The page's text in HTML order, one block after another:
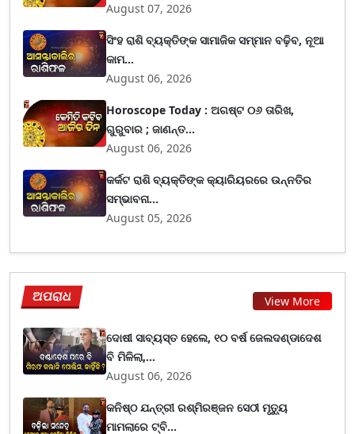
August 07, 2026
ସିଂହ ରାଶି ବ୍ୟକ୍ତିଙ୍କ ସାମାଜିକ ସମ୍ମାନ ବଢ଼ିବ, ନୂଆ
କାମ...
August 06, 2026
Horoscope Today : ଅଗଷ୍ଟ ୦୬ ତାରିଖ,
ଗୁରୁବାର ; ଜାଣନ୍ତ...
August 06, 2026
କର୍କଟ ରାଶି ବ୍ୟକ୍ତିଙ୍କ କ୍ୟାରିୟରରେ ଉନ୍ନତିର
ସମ୍ଭାବନା...
August 05, 2026
ଅପରାଧ View More
ଦୋଷୀ ସାବ୍ୟସ୍ତ ହେଲେ, ୧୦ ବର୍ଷ ଜେଲଦଣ୍ଡାଦେଶ
ବି ମିଳିଲା,...
August 06, 2026
କନିଷ୍ଠ ଯନ୍ତ୍ରୀ ରଶ୍ମିରଞ୍ଜନ ସେଠୀ ମୃତ୍ୟୁ
ମାମଲାରେ ଟ୍ବି...